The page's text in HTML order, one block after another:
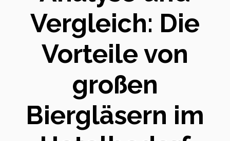
Vergleich: Die
Vorteile von
großen
Biergläsern im